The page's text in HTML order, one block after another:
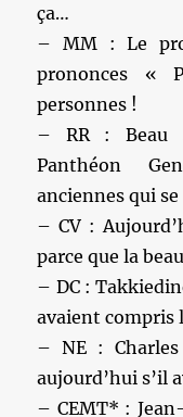
ça…
– MM : Le
prononces «
personnes !
– RR : Beau
Panthéon
anciennes qui
– CV :
parce que la
– DC :
avaient compris
– NE :
aujourd’hui s’il
– CEMT* :